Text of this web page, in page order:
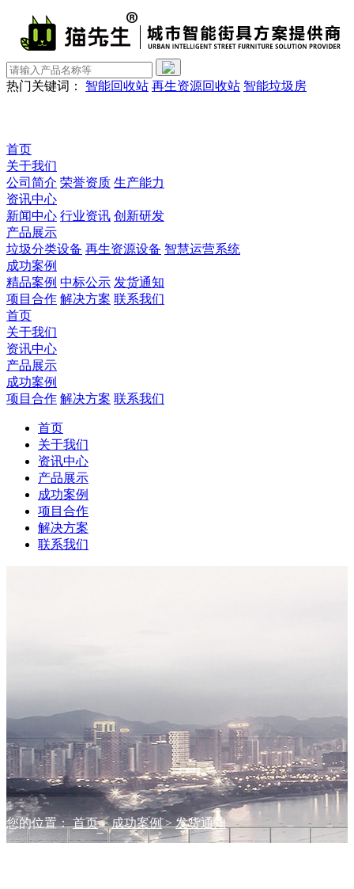
热门关键词： 智能回收站 再生资源回收站 智能垃圾房
首页
关于我们
公司简介 荣誉资质 生产能力
资讯中心
新闻中心 行业资讯 创新研发
产品展示
垃圾分类设备 再生资源设备 智慧运营系统
成功案例
精品案例 中标公示 发货通知
项目合作 解决方案 联系我们
首页
关于我们
资讯中心
产品展示
成功案例
项目合作 解决方案 联系我们
首页
关于我们
资讯中心
产品展示
成功案例
项目合作
解决方案
联系我们
您的位置：首页>成功案例>发货通知